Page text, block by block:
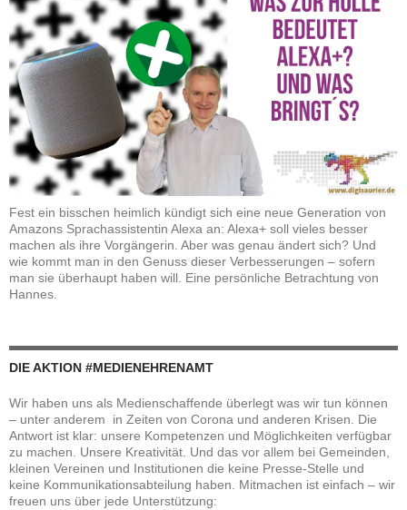
Fest ein bisschen heimlich kündigt sich eine neue Generation von
Amazons Sprachassistentin Alexa an: Alexa+ soll vieles besser
machen als ihre Vorgängerin. Aber was genau ändert sich? Und
wie kommt man in den Genuss dieser Verbesserungen – sofern
man sie überhaupt haben will. Eine persönliche Betrachtung von
Hannes.
DIE AKTION #MEDIENEHRENAMT
Wir haben uns als Medienschaffende überlegt was wir tun können
– unter anderem in Zeiten von Corona und anderen Krisen. Die
Antwort ist klar: unsere Kompetenzen und Möglichkeiten verfügbar
zu machen. Unsere Kreativität. Und das vor allem bei Gemeinden,
kleinen Vereinen und Institutionen die keine Presse-Stelle und
keine Kommunikationsabteilung haben. Mitmachen ist einfach – wir
freuen uns über jede Unterstützung: